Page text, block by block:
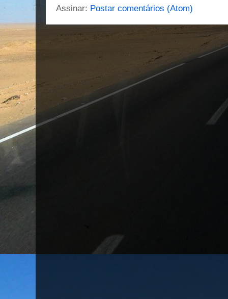
Assinar: Postar comentários (Atom)